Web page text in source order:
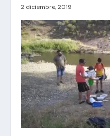
2 diciembre, 2019